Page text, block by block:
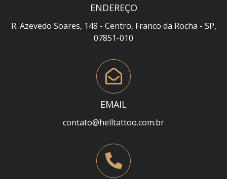
ENDEREÇO
R. Azevedo Soares, 148 - Centro, Franco da Rocha - SP,
07851-010
EMAIL
contato@helltattoo.com.br